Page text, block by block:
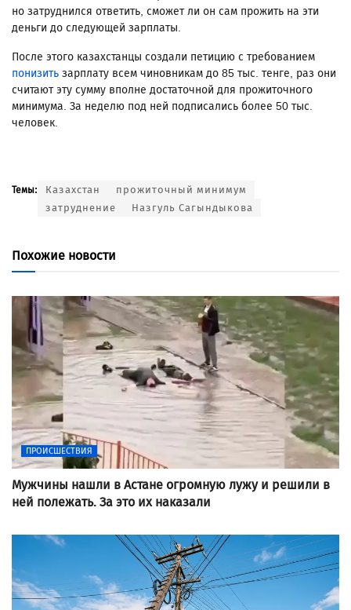
но затруднился ответить, сможет ли он сам прожить на эти
деньги до следующей зарплаты.
После этого казахстанцы создали петицию с требованием
понизить зарплату всем чиновникам до 85 тыс. тенге, раз они
считают эту сумму вполне достаточной для прожиточного
минимума. За неделю под ней подписались более 50 тыс.
человек.
Темы: Казахстан
прожиточный минимум
затруднение
Назгуль Сагындыкова
Похожие новости
ПРОИСШЕСТВИЯ
Мужчины нашли в Астане огромную лужу и решили в
ней полежать. За это их наказали